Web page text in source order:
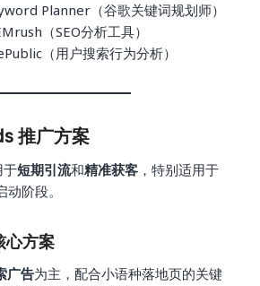
Planner（谷歌关键词规划师）
（SEO分析工具）
（用户搜索行为分析）
推广方案
于短期引流和精准获客 ，特别适用于
阶段。
心方案
广告为主，配合小语种落地页的关键